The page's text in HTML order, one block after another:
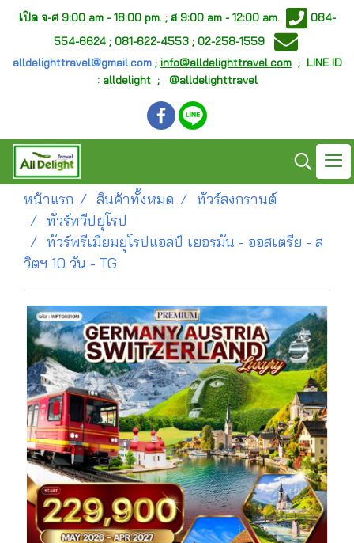
เปิด จ-ศ 9:00 am - 18:00 pm. ; ส 9:00 am - 12:00 am.
084-
554-6624 ; 081-622-4553 ; 02-258-1559
alldelighttravel@gmail.com; info@alldelighttravel.com; LINE ID
: alldelight ; @alldelighttravel
หน้าแรก สินค้าทั้งหมด
ทัวร์สงกรานต์
ทัวร์ทวีปยุโรป
ทัวร์พรีเมียมยุโรปแอลป์ เยอรมัน - ออสเตรีย - ส
วิตฯ 10 วัน - TG